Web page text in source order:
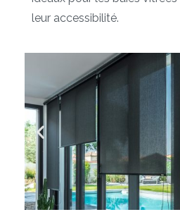
leur accessibilité.